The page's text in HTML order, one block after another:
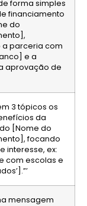
forma simples
financiamento
do
parceria com
e a
aprovação de
3 tópicos os
da
[Nome do
focando
interesse, ex:
com escolas e
mensagem